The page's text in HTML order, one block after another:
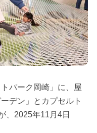
パーク岡崎」に、屋
デン」とカプセルト
、2025年11月4日